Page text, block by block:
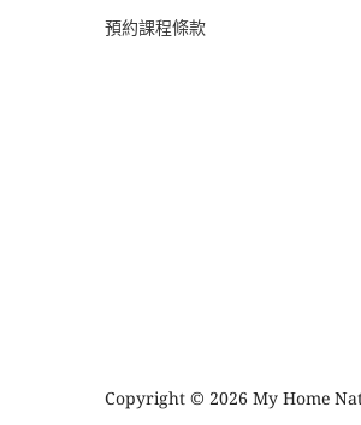
預約課程條款
Copyright © 2026 My Home